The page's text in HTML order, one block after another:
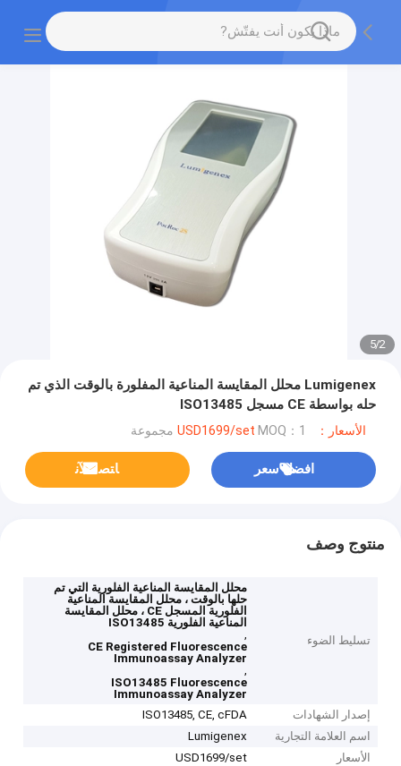
2
/
5
Lumigenex محلل المقايسة المناعية المفلورة بالوقت الذي تم
حله بواسطة CE مسجل ISO13485
الأسعار：USD1699/set MOQ：1 مجموعة
افضل سعر ﺎﺘﺼﻟ ﺍﻶﻧ
منتوج وصف
تسليط الضوء
محلل المقايسة المناعية الفلورية التي تم
حلها بالوقت ، محلل المقايسة المناعية
الفلورية المسجل CE ، محلل المقايسة
المناعية الفلورية ISO13485
,
CE Registered Fluorescence
Immunoassay Analyzer
,
ISO13485 Fluorescence
Immunoassay Analyzer
إصدار الشهادات
ISO13485, CE, cFDA
اسم العلامة التجارية
Lumigenex
الأسعار
USD1699/set